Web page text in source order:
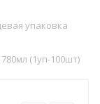
упаковка
(1уп-100шт)